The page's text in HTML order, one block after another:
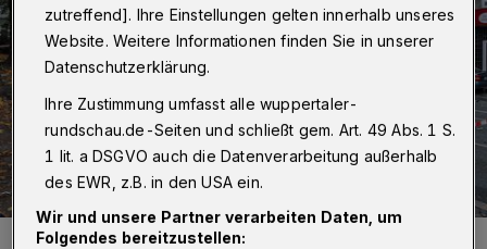
Die Detonation war enorm.
zutreffend]. Ihre Einstellungen gelten innerhalb unseres
Website. Weitere Informationen finden Sie in unserer
Datenschutzerklärung.
Ihre Zustimmung umfasst alle wuppertaler-
rundschau.de-Seiten und schließt gem. Art. 49 Abs. 1 S.
1 lit. a DSGVO auch die Datenverarbeitung außerhalb
des EWR, z.B. in den USA ein.
Wir und unsere Partner verarbeiten Daten, um
Folgendes bereitzustellen: